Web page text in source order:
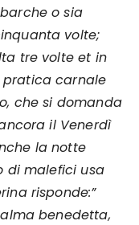
o sia
volte;
tre volte et in
carnale
che si domanda
il Venerdì
la notte
di malefici usa
risponde:”
benedetta,